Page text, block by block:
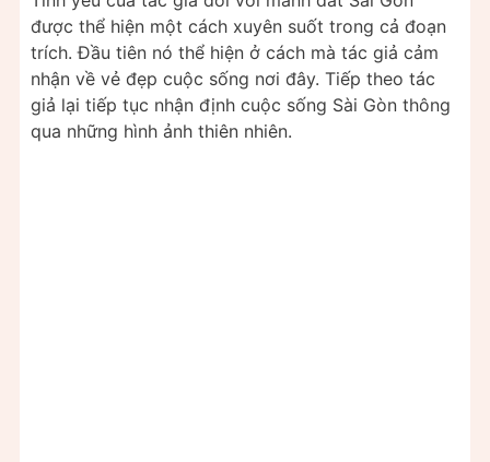
được thể hiện một cách xuyên suốt trong cả đoạn
trích. Đầu tiên nó thể hiện ở cách mà tác giả cảm
nhận về vẻ đẹp cuộc sống nơi đây. Tiếp theo tác
giả lại tiếp tục nhận định cuộc sống Sài Gòn thông
qua những hình ảnh thiên nhiên.